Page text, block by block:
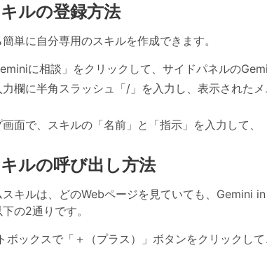
ルの登録方法
単に自分専用のスキルを作成できます。
に相談」をクリックして、サイドパネルの
欄に半角スラッシュ「/」を入力し、表示された
面で、スキルの「名前」と「指示」を入力して、
ルの呼び出し方法
キルは、どのWebページを見ていても、Gemini
の2通りです。
ボックスで「＋（プラス）」ボタンをクリックし